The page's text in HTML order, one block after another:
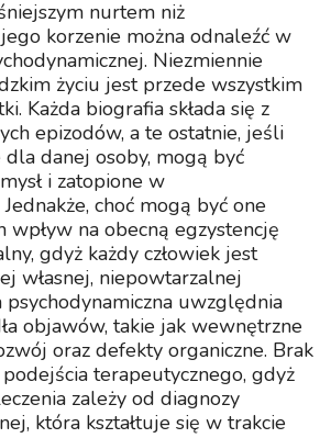
nurtem niż
korzenie można odnaleźć w
Niezmiennie
życiu jest przede wszystkim
Każda biografia składa się z
epizodów, a te ostatnie, jeśli
danej osoby, mogą być
i zatopione w
choć mogą być one
wpływ na obecną egzystencję
gdyż każdy człowiek jest
własnej, niepowtarzalnej
psychodynamiczna uwzględnia
objawów, takie jak wewnętrzne
oraz defekty organiczne. Brak
terapeutycznego, gdyż
zależy od diagnozy
która kształtuje się w trakcie